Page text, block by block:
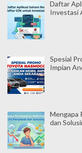
Daftar
Investasi
Spesial
Impian
Mengapa
dan